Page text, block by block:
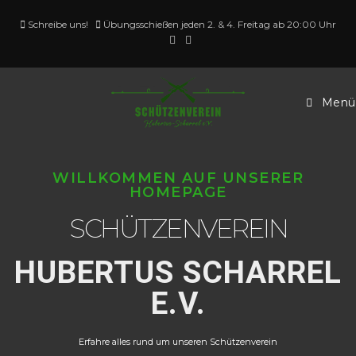
Schreibe uns! Übungsschießen jeden 2. & 4. Freitag ab 20:00 Uhr
Menü
WILLKOMMEN AUF UNSERER
HOMEPAGE
SCHÜTZENVEREIN
HUBERTUS SCHARREL
E.V.
Erfahre alles rund um unseren Schützenverein